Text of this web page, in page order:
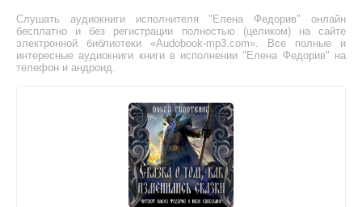
Слушать аудиокниги исполнителя "Елена Федорив" онлайн
бесплатно и без регистрации полностью (целиком) на сайте
электронной библиотеки «Audobook-mp3.com». Все полные и
интересные аудиокниги книги в исполнении "Елена Федорив" на
телефон и андроид.